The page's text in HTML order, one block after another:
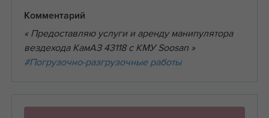
Комментарий
« Предоставляю услуги и аренду манипулятора
вездехода КамАЗ 43118 с КМУ Soosan »
#Погрузочно-разгрузочные работы